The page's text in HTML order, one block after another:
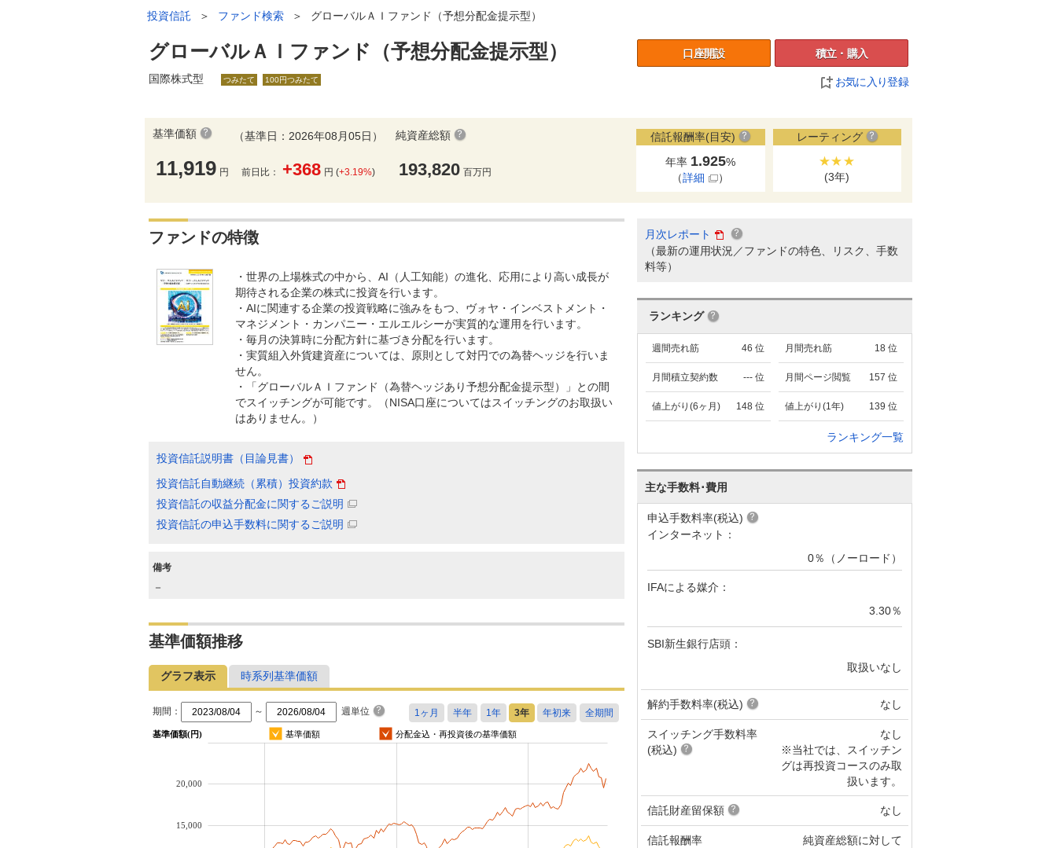
投資信託 ＞ ファンド検索 ＞ グローバルＡＩファンド（予想分配金提示型）
グローバルＡＩファンド（予想分配金提示型） 口座開設 積立・購入
お気に入り登録
国際株式型 つみたて 100円つみたて
基準価額
11,919 円
（基準日：2026年08月05日）
前日比： +368 円 (+3.19%)
純資産総額
193,820 百万円
信託報酬率(目安)
年率 1.925%
（詳細 ）
レーティング
★★★
(3年)
ファンドの特徴
・世界の上場株式の中から、AI（人工知能）の進化、応用により高い成長が
期待される企業の株式に投資を行います。
・AIに関連する企業の投資戦略に強みをもつ、ヴォヤ・インベストメント・
マネジメント・カンパニー・エルエルシーが実質的な運用を行います。
・毎月の決算時に分配方針に基づき分配を行います。
・実質組入外貨建資産については、原則として対円での為替ヘッジを行いま
せん。
・「グローバルＡＩファンド（為替ヘッジあり予想分配金提示型）」との間
でスイッチングが可能です。（NISA口座についてはスイッチングのお取扱い
はありません。）
投資信託説明書（目論見書）
投資信託自動継続（累積）投資約款
投資信託の収益分配金に関するご説明
投資信託の申込手数料に関するご説明
備考
－
基準価額推移
グラフ表示 時系列基準価額
期間： ～ 週単位
基準価額(円) 基準価額 分配金込・再投資後の基準価額
15,000
20,000
月次レポート
（最新の運用状況／ファンドの特色、リスク、手数
料等）
ランキング
46 位
週間売れ筋 18 位
月間売れ筋
--- 位
月間積立契約数 157 位
月間ページ閲覧
148 位
値上がり(6ヶ月) 139 位
値上がり(1年)
ランキング一覧
主な手数料･費用
申込手数料率(税込)
インターネット：
0％（ノーロード）
IFAによる媒介：
3.30％
SBI新生銀行店頭：
取扱いなし
解約手数料率(税込) なし
スイッチング手数料率
(税込)
なし
※当社では、スイッチン
グは再投資コースのみ取
扱います。
信託財産留保額 なし
信託報酬率
純資産総額に対して